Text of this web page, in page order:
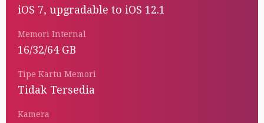
iOS 7, upgradable to iOS 12.1
Memori Internal
16/32/64 GB
Tipe Kartu Memori
Tidak Tersedia
Kamera